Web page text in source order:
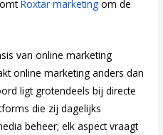
Roxtar marketing om de
van online marketing
online marketing anders dan
ligt grotendeels bij directe
die zij dagelijks
beheer; elk aspect vraagt